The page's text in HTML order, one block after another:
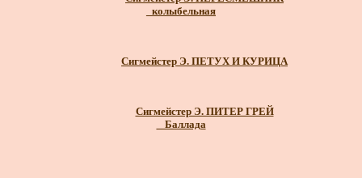
_колыбельная
Сигмейстер Э. ПЕТУХ И КУРИЦА
Сигмейстер Э. ПИТЕР ГРЕЙ
_ Баллада